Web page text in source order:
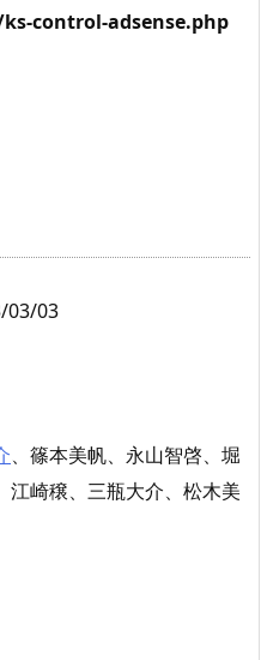
control-adsense.php
03/03
、篠本美帆、永山智啓、堀
江崎穣、三瓶大介、松木美